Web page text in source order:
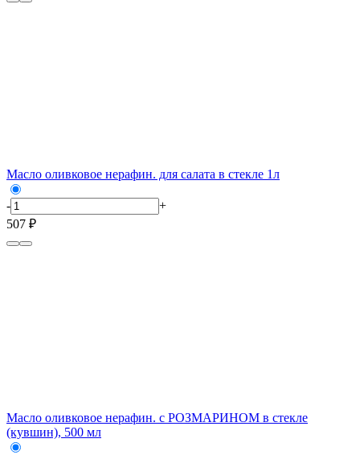
Масло оливковое нерафин. для салата в стекле 1л
-
+
507 ₽
Масло оливковое нерафин. с РОЗМАРИНОМ в стекле
(кувшин), 500 мл